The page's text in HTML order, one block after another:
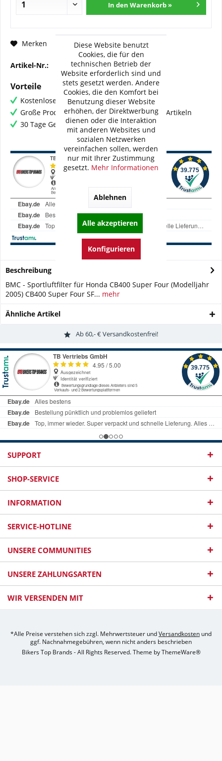
In den Warenkorb »
Merken Fragen zum Artikel?
Artikel-Nr.: BMC-FM-441-08
Vorteile
Kostenloser Versand ab € 60,- Bestellwert
Große Produktauswahl mit mehr als 80.000 Artikeln
30 Tage Geld-Zurück-Garantie
Beschreibung
BMC - Sportluftfilter für Honda CB400 Super Four (Modelljahr
2005) CB400 Super Four SF... mehr
Ähnliche Artikel
Ab 60,- € Versandkostenfrei!
SUPPORT
SHOP-SERVICE
INFORMATION
SERVICE-HOTLINE
UNSERE COMMUNITIES
UNSERE ZAHLUNGSARTEN
WIR VERSENDEN MIT
*Alle Preise verstehen sich zzgl. Mehrwertsteuer undVersandkosten und
ggf. Nachnahmegebühren, wenn nicht anders beschrieben
Bikers Top Brands - All Rights Reserved. Theme byThemeWare®
Diese Website benutzt
Cookies, die für den
technischen Betrieb der
Website erforderlich sind und
stets gesetzt werden. Andere
Cookies, die den Komfort bei
Benutzung dieser Website
erhöhen, der Direktwerbung
dienen oder die Interaktion
mit anderen Websites und
sozialen Netzwerken
vereinfachen sollen, werden
nur mit Ihrer Zustimmung
gesetzt. Mehr Informationen
Ablehnen
Alle akzeptieren
Konfigurieren